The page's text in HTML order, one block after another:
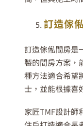
訂造傢
訂造傢俬間房是
製的間房方案，
種方法適合希望
士，並能根據喜
家匠TMF設計師